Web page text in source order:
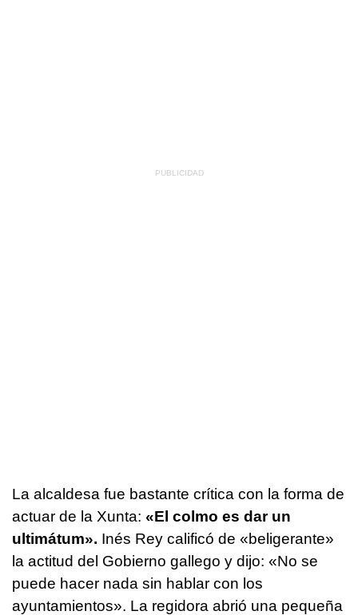
La alcaldesa fue bastante crítica con la forma de
actuar de la Xunta: «El colmo es dar un
ultimátum». Inés Rey calificó de «beligerante»
la actitud del Gobierno gallego y dijo: «No se
puede hacer nada sin hablar con los
ayuntamientos». La regidora abrió una pequeña